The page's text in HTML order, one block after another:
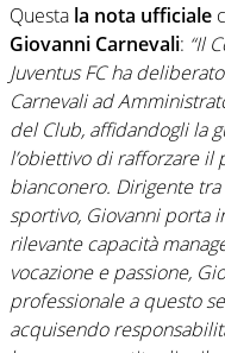
Questa la nota ufficiale
Giovanni Carnevali: “Il
Juventus FC ha
Carnevali ad
del Club, affidandogli la
l’obiettivo di rafforzare
bianconero. Dirigente
sportivo, Giovanni porta
rilevante capacità
vocazione e passione,
professionale a questo
acquisendo